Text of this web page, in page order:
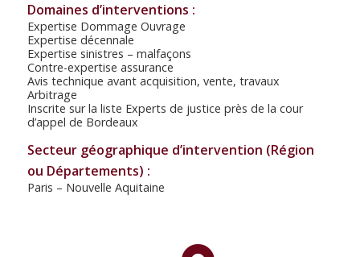
Domaines d’interventions :
Expertise Dommage Ouvrage
Expertise décennale
Expertise sinistres – malfaçons
Contre-expertise assurance
Avis technique avant acquisition, vente, travaux
Arbitrage
Inscrite sur la liste Experts de justice près de la cour
d’appel de Bordeaux
Secteur géographique d’intervention (Région
ou Départements) :
Paris – Nouvelle Aquitaine